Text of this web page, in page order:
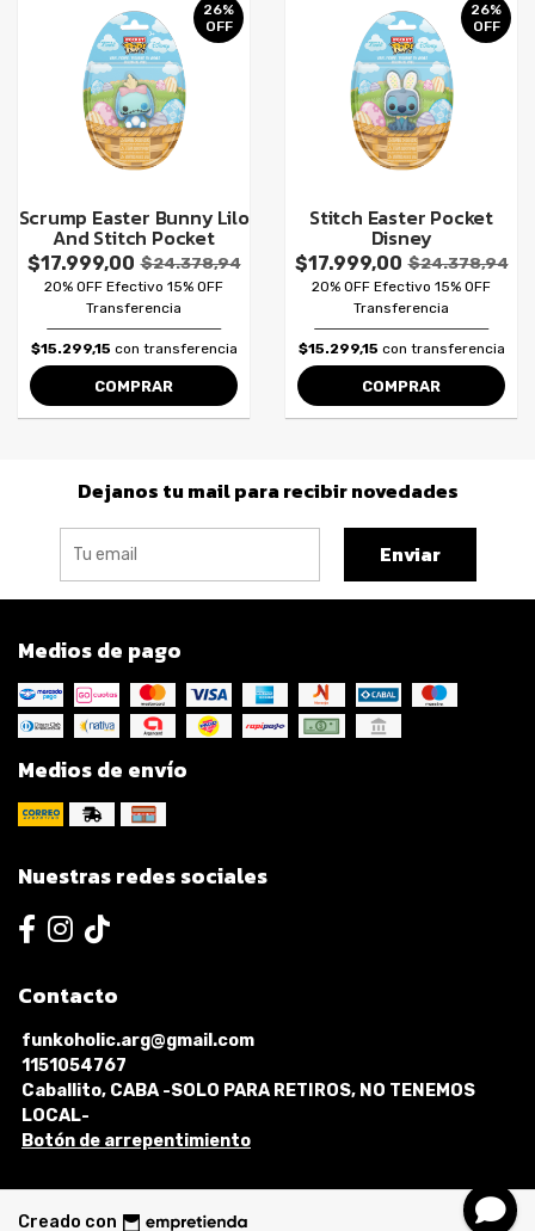
26%
OFF
Scrump Easter Bunny Lilo
And Stitch Pocket
$17.999,00 $24.378,94
20% OFF Efectivo 15% OFF
Transferencia
$15.299,15 con transferencia
COMPRAR
26%
OFF
Stitch Easter Pocket
Disney
$17.999,00 $24.378,94
20% OFF Efectivo 15% OFF
Transferencia
$15.299,15 con transferencia
COMPRAR
Dejanos tu mail para recibir novedades
Enviar
Medios de pago
Medios de envío
Nuestras redes sociales
Contacto
funkoholic.arg@gmail.com
1151054767
Caballito, CABA -SOLO PARA RETIROS, NO TENEMOS
LOCAL-
Botón de arrepentimiento
Creado con